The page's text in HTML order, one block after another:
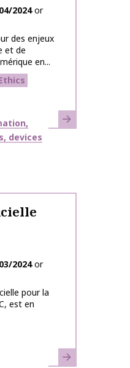
2024 or
des enjeux
et de
en...
devices
Learn more
2024 or
pour la
est en
Learn more